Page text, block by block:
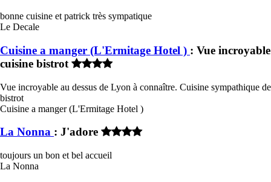
bonne cuisine et patrick très sympatique
Le Decale
Cuisine a manger (L'Ermitage Hotel ) : Vue incroyable
cuisine bistrot
Vue incroyable au dessus de Lyon à connaître. Cuisine sympathique de
bistrot
Cuisine a manger (L'Ermitage Hotel )
La Nonna : J'adore
toujours un bon et bel accueil
La Nonna